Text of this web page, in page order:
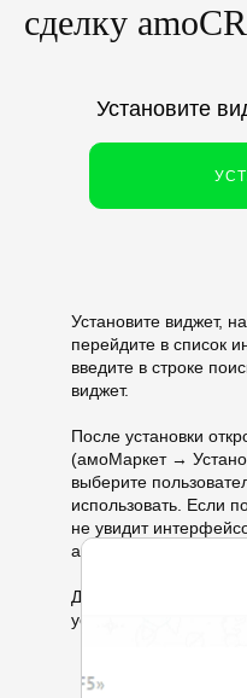
сделку
Установите
Установите виджет,
перейдите в список
введите в строке
виджет.
После установки
(амоМаркет →
выберите
использовать. Если
не увидит
администраторов.
Далее нажмите
установлен.